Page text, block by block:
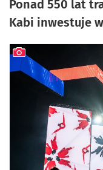
Ponad 550 lat
Kabi inwestuje